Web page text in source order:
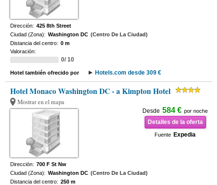
Dirección: 425 8th Street
Ciudad (Zona): Washington DC (Centro De La Ciudad)
Distancia del centro: 0 m
Valoración:
0/ 10
Hotel también ofrecido por Hotels.com desde 309 €
Hotel Monaco Washington DC - a Kimpton Hotel
Mostrar en el mapa
Desde 584 € por noche
Detalles de la oferta
Fuente Expedia
Dirección: 700 F St Nw
Ciudad (Zona): Washington DC (Centro De La Ciudad)
Distancia del centro: 250 m